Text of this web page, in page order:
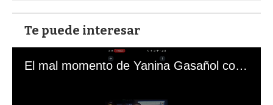
Te puede interesar
El mal momento de Yanina Gasañol con un hincha argentino en "Subrayado"